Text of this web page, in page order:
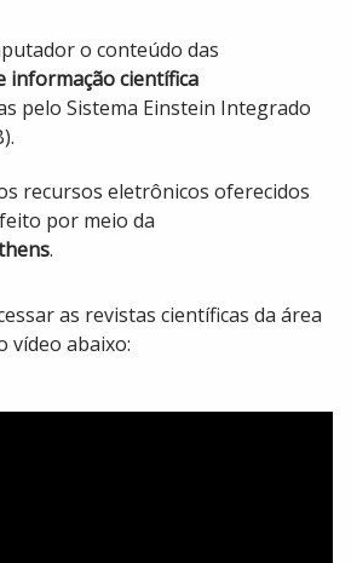
o conteúdo das
informação científica
pelo Sistema Einstein Integrado
recursos eletrônicos oferecidos
por meio da
.
as revistas científicas da área
vídeo abaixo: